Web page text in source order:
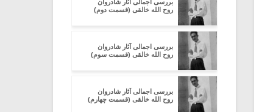
بررسی اجمالی آثار شادروان
روح الله خالقی (قسمت دوم)
بررسی اجمالی آثار شادروان
روح الله خالقی (قسمت سوم)
بررسی اجمالی آثار شادروان
روح الله خالقی (قسمت چهارم)